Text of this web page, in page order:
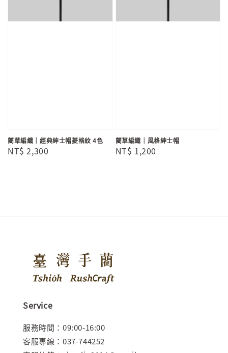
藺草編織｜經典紳士帽菱格紋 4色
Regular
NT$ 2,300
藺草編織｜風格紳士帽
Regular
NT$ 1,200
Service
服務時間：09:00-16:00
客服專線：037-744252